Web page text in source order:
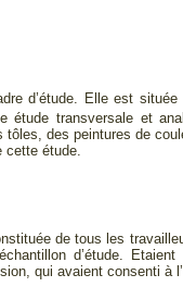
d’étude. Elle est
étude transversale et
tôles, des peintures de
étude.
de tous les
d’étude.
qui avaient consenti à